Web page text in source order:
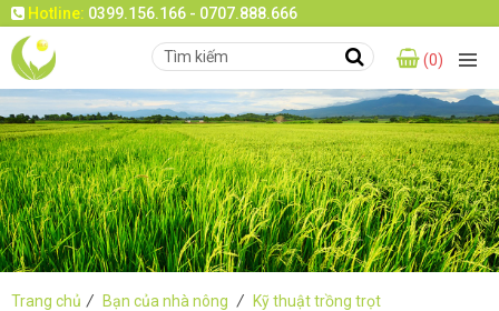
Hotline: 0399.156.166 - 0707.888.666
(0)
Trang chủ / Bạn của nhà nông / Kỹ thuật trồng trọt